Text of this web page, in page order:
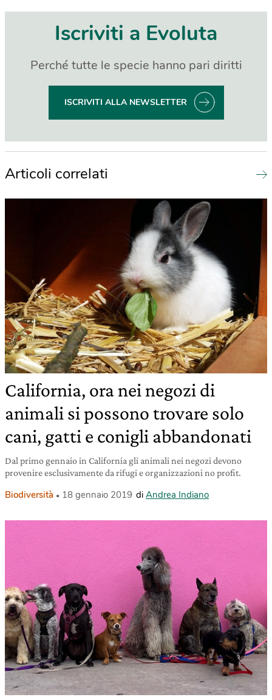
Iscriviti a Evoluta
Perché tutte le specie hanno pari diritti
ISCRIVITI ALLA NEWSLETTER
Articoli correlati
California, ora nei negozi di
animali si possono trovare solo
cani, gatti e conigli abbandonati
Dal primo gennaio in California gli animali nei negozi devono
provenire esclusivamente da rifugi e organizzazioni no profit.
Biodiversità 18 gennaio 2019 di Andrea Indiano